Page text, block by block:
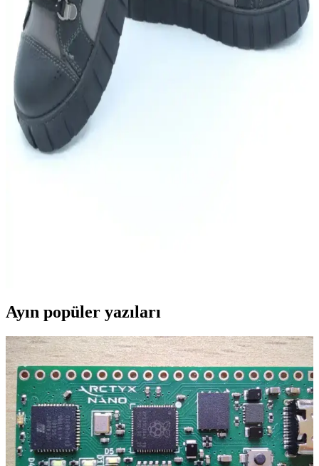
Topuklu Ayakkabılar: Şıklık ve Konforu Bir Arada
Sunan Modern Tasarımlar
Şıklık ve konforu dengeleyen modern topuklu ayakkabılar, ayak
sağlığını koruyan özellikleriyle günlük ve özel günler için ideal
seçenekler sunuyor.
Nike Spor Ayakkabılarıyla Aktif Kullanım İçin
İpuçları ve Bakım Önerileri
Ayın popüler yazıları